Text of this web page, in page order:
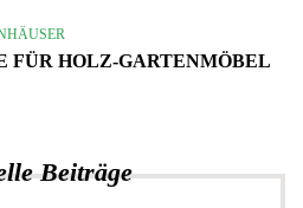
FÜR HOLZ-GARTENMÖBEL
Beiträge